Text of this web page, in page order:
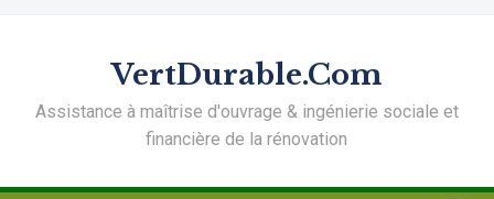
VertDurable.Com
Assistance à maîtrise d'ouvrage & ingénierie sociale et
financière de la rénovation